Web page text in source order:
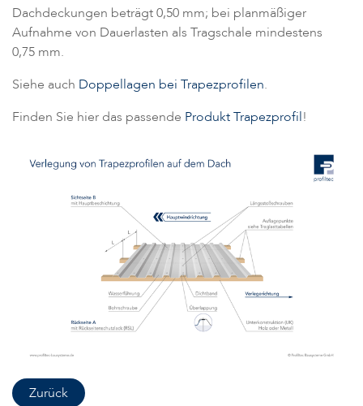
Dachdeckungen beträgt 0,50 mm; bei planmäßiger
Aufnahme von Dauerlasten als Tragschale mindestens
0,75 mm.
Siehe auch Doppellagen bei Trapezprofilen.
Finden Sie hier das passende Produkt Trapezprofil!
Zurück